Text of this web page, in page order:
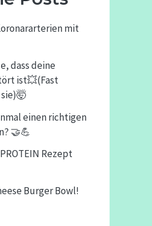
mit
dass deine
ist💥(Fast
einen richtigen
🤝💪
Rezept
Burger Bowl!